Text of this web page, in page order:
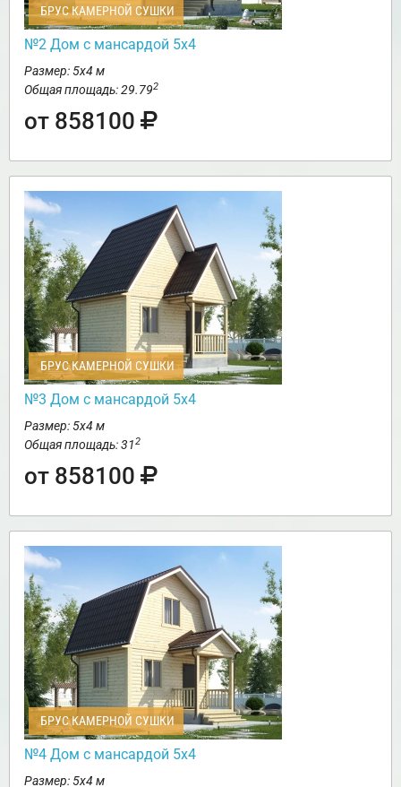
БРУС КАМЕРНОЙ СУШКИ
№2 Дом с мансардой 5х4
Размер: 5х4 м
Общая площадь: 29.792
от 858100
БРУС КАМЕРНОЙ СУШКИ
№3 Дом с мансардой 5х4
Размер: 5х4 м
Общая площадь: 312
от 858100
БРУС КАМЕРНОЙ СУШКИ
№4 Дом с мансардой 5х4
Размер: 5х4 м